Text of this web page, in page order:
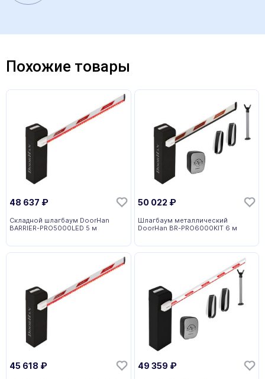
Похожие товары
48 637 ₽
Складной шлагбаум DoorHan
BARRIER-PRO5000LED 5 м
50 022 ₽
Шлагбаум металлический
DoorHan BR-PRO6000KIT 6 м
45 618 ₽ 49 359 ₽